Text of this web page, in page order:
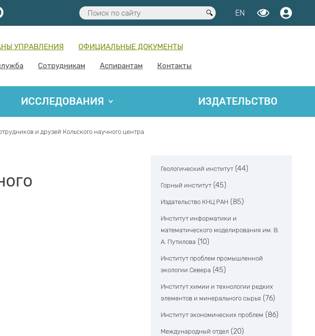
EN
УПРАВЛЕНИЯ ОФИЦИАЛЬНЫЕ ДОКУМЕНТЫ
Сотрудникам Аспирантам Контакты
ИССЛЕДОВАНИЯ ИЗДАТЕЛЬСТВО
и друзей Кольского научного центра
Геологический институт (44)
Горный институт (45)
Издательство КНЦ РАН (85)
Институт информатики и
математического моделирования им. В.
А. Путилова (10)
Институт проблем промышленной
экологии Севера (45)
Институт химии и технологии редких
элементов и минерального сырья (76)
Институт экономических проблем (86)
Международный отдел (20)